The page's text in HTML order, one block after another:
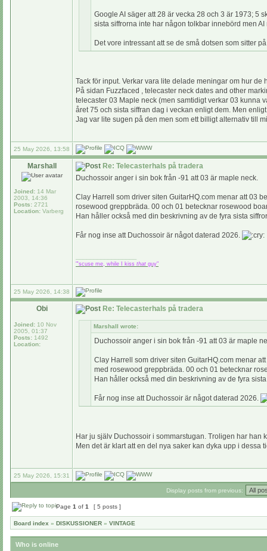
Google AI säger att 28 är vecka 28 och 3 är 1973; 5
sista siffrorna inte har någon tolkbar innebörd men
Det vore intressant att se de små dotsen som sitter
Tack för input. Verkar vara lite delade meningar om hur de
På sidan Fuzzfaced , telecaster neck dates and other
telecaster 03 Maple neck (men samtidigt verkar 03 kunna
året 75 och sista siffran dag i veckan enligt dem. Men
Jag var lite sugen på den men som ett billigt alternativ till
25 May 2026, 13:58
Marshall
Joined: 14 Mar
2003, 14:36
Posts: 2721
Location: Varberg
Re: Telecasterhals på tradera
Duchossoir anger i sin bok från -91 att 03 är maple neck.
Clay Harrell som driver siten GuitarHQ.com menar att 03
rosewood greppbräda. 00 och 01 betecknar rosewood
Han håller också med din beskrivning av de fyra sista
Får nog inse att Duchossoir är något daterad 2026.
"'scuse me, while I kiss that guy"
25 May 2026, 14:38
Obi
Joined: 10 Nov
2005, 01:37
Posts: 1492
Location:
Re: Telecasterhals på tradera
Marshall wrote:
Duchossoir anger i sin bok från -91 att 03 är maple
Clay Harrell som driver siten GuitarHQ.com menar
med rosewood greppbräda. 00 och 01 betecknar
Han håller också med din beskrivning av de fyra
Får nog inse att Duchossoir är något daterad 2026.
Har ju själv Duchossoir i sommarstugan. Troligen har
Men det är klart att en del nya saker kan dyka upp i
25 May 2026, 15:31
Display posts from previous:
Page 1 of 1 [ 5 posts ]
Board index » DISKUSSIONER » VINTAGE
Who is online